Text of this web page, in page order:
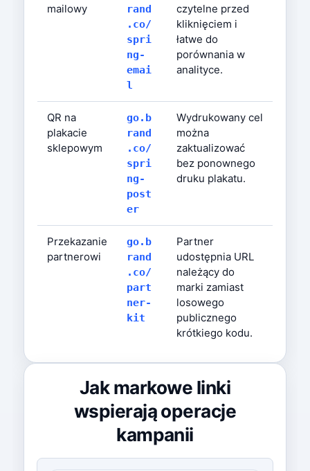
mailowy
rand
.co/
spri
ng-
emai
l
czytelne przed
kliknięciem i
łatwe do
porównania w
analityce.
QR na
plakacie
sklepowym
go.b
rand
.co/
spri
ng-
post
er
Wydrukowany cel
można
zaktualizować
bez ponownego
druku plakatu.
Przekazanie
partnerowi
go.b
rand
.co/
part
ner-
kit
Partner
udostępnia URL
należący do
marki zamiast
losowego
publicznego
krótkiego kodu.
Jak markowe linki
wspierają operacje
kampanii